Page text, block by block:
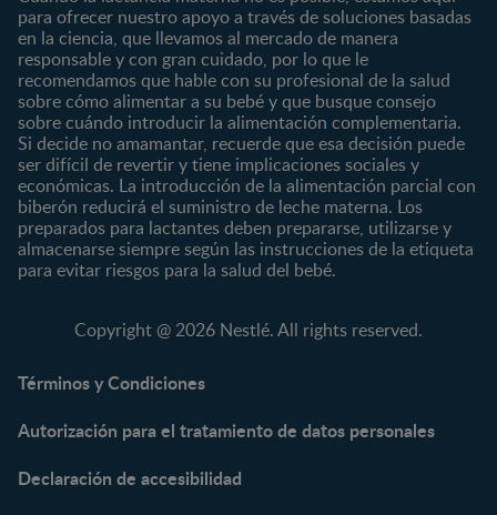
8 a 12 meses
12 a 24 meses
Desde 2 años
Preescolar
Escolar
Marcas
CERELAC®
GERBER®
KLIM®
NAN® 3
NAN® Optipro® 3
NAN® Supreme 3
NESTUM®
Productos
Cereales Infantiles
Compotas y galletas
Fórmulas Infantiles
Vitaminas y Suplementos
para ofrecer nuestro apoyo a través de soluciones basadas
en la ciencia, que llevamos al mercado de manera
responsable y con gran cuidado, por lo que le
recomendamos que hable con su profesional de la salud
sobre cómo alimentar a su bebé y que busque consejo
sobre cuándo introducir la alimentación complementaria.
Si decide no amamantar, recuerde que esa decisión puede
ser difícil de revertir y tiene implicaciones sociales y
económicas. La introducción de la alimentación parcial con
biberón reducirá el suministro de leche materna. Los
preparados para lactantes deben prepararse, utilizarse y
almacenarse siempre según las instrucciones de la etiqueta
para evitar riesgos para la salud del bebé.
Copyright @ 2026 Nestlé. All rights reserved.
Términos y Condiciones
Autorización para el tratamiento de datos personales
Declaración de accesibilidad